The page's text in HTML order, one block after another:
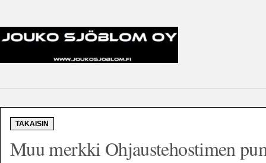
TAKAISIN
Muu merkki Ohjaustehostimen